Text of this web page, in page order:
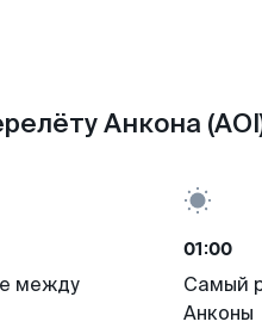
Анкона
между
01:00
Самый
Анконы